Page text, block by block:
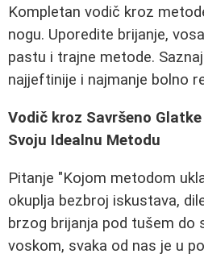
Kompletan vodič kroz
nogu. Uporedite brijanje,
pastu i trajne metode.
najjeftinije i najmanje bolno
Vodič kroz Savršeno
Svoju Idealnu Metodu
Pitanje "Kojom metodom
okuplja bezbroj iskustava,
brzog brijanja pod tušem do
voskom, svaka od nas je u